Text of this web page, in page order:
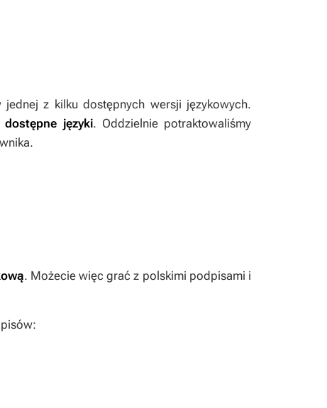
z kilku dostępnych wersji językowych.
języki. Oddzielnie potraktowaliśmy
. Możecie więc grać z polskimi podpisami i